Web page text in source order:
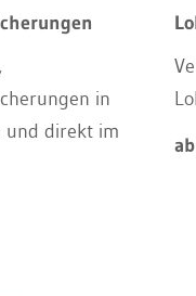
in
und direkt im